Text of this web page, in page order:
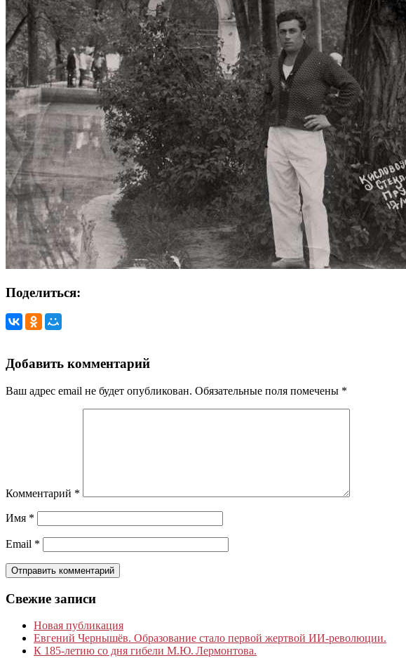
Поделиться:
Добавить комментарий
Ваш адрес email не будет опубликован. Обязательные поля помечены *
Комментарий *
Имя *
Email *
Свежие записи
Новая публикация
Евгений Чернышёв. Образование стало первой жертвой ИИ-революции.
К 185‑летию со дня гибели М.Ю. Лермонтова.